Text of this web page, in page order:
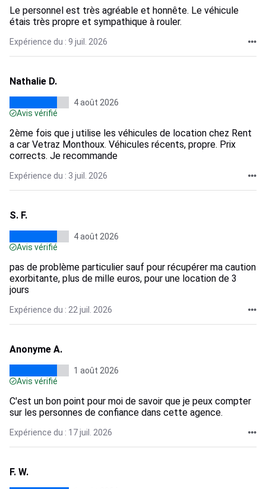
Le personnel est très agréable et honnête. Le véhicule
étais très propre et sympathique à rouler.
Expérience du : 9 juil. 2026
Nathalie D.
4 août 2026
Avis vérifié
2ème fois que j utilise les véhicules de location chez Rent
a car Vetraz Monthoux. Véhicules récents, propre. Prix
corrects. Je recommande
Expérience du : 3 juil. 2026
S. F.
4 août 2026
Avis vérifié
pas de problème particulier sauf pour récupérer ma caution
exorbitante, plus de mille euros, pour une location de 3
jours
Expérience du : 22 juil. 2026
Anonyme A.
1 août 2026
Avis vérifié
C'est un bon point pour moi de savoir que je peux compter
sur les personnes de confiance dans cette agence.
Expérience du : 17 juil. 2026
F. W.